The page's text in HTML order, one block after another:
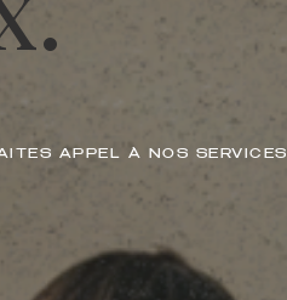
APPEL À NOS SERVICES